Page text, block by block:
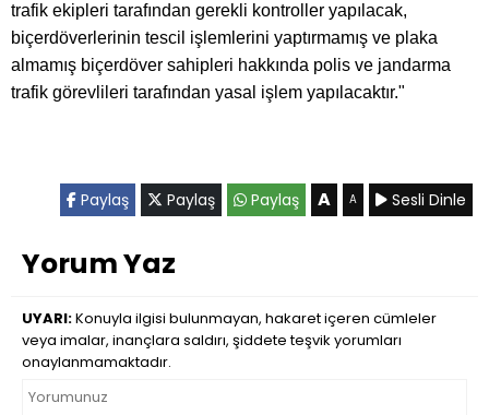
trafik ekipleri tarafından gerekli kontroller yapılacak,
biçerdöverlerinin tescil işlemlerini yaptırmamış ve plaka
almamış biçerdöver sahipleri hakkında polis ve jandarma
trafik görevlileri tarafından yasal işlem yapılacaktır."
Paylaş Paylaş Paylaş A A Sesli Dinle
Yorum Yaz
UYARI:Konuyla ilgisi bulunmayan, hakaret içeren cümleler
veya imalar, inançlara saldırı, şiddete teşvik yorumları
onaylanmamaktadır.